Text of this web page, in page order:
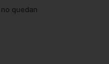
quedan